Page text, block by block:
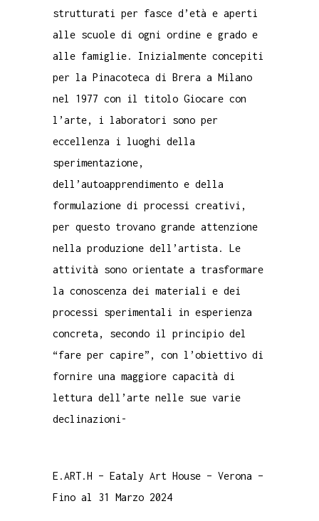
strutturati per fasce d’età e aperti
alle scuole di ogni ordine e grado e
alle famiglie. Inizialmente concepiti
per la Pinacoteca di Brera a Milano
nel 1977 con il titolo Giocare con
l’arte, i laboratori sono per
eccellenza i luoghi della
sperimentazione,
dell’autoapprendimento e della
formulazione di processi creativi,
per questo trovano grande attenzione
nella produzione dell’artista. Le
attività sono orientate a trasformare
la conoscenza dei materiali e dei
processi sperimentali in esperienza
concreta, secondo il principio del
“fare per capire”, con l’obiettivo di
fornire una maggiore capacità di
lettura dell’arte nelle sue varie
declinazioni-
E.ART.H – Eataly Art House – Verona –
Fino al 31 Marzo 2024